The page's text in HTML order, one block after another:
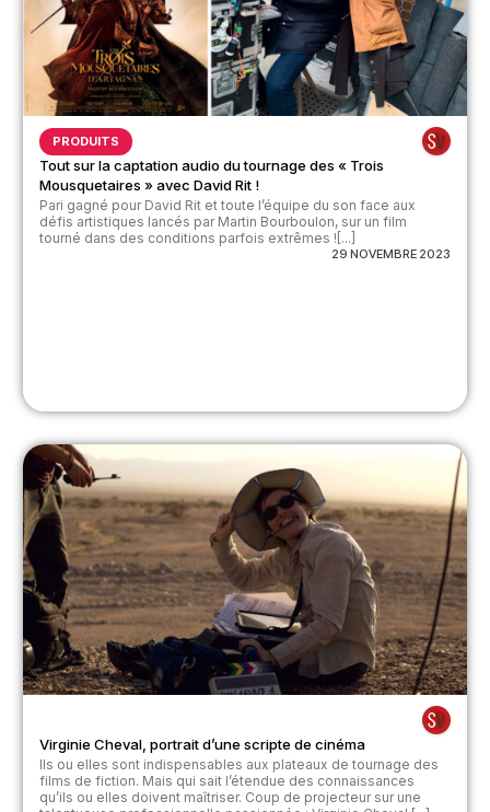
PRODUITS
Tout sur la captation audio du tournage des « Trois
Mousquetaires » avec David Rit !
Pari gagné pour David Rit et toute l’équipe du son face aux
défis artistiques lancés par Martin Bourboulon, sur un film
tourné dans des conditions parfois extrêmes ![...]
29 NOVEMBRE 2023
Virginie Cheval, portrait d’une scripte de cinéma
Ils ou elles sont indispensables aux plateaux de tournage des
films de fiction. Mais qui sait l’étendue des connaissances
qu’ils ou elles doivent maîtriser. Coup de projecteur sur une